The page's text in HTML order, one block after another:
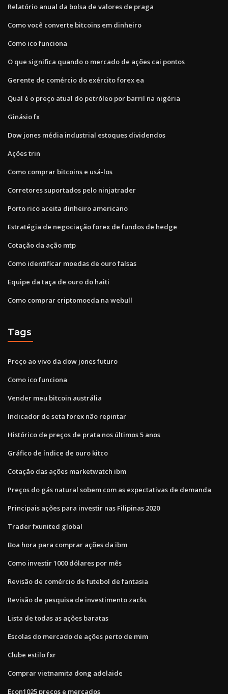
Relatório anual da bolsa de valores de praga
Como você converte bitcoins em dinheiro
Como ico funciona
O que significa quando o mercado de ações cai pontos
Gerente de comércio do exército forex ea
Qual é o preço atual do petróleo por barril na nigéria
Ginásio fx
Dow jones média industrial estoques dividendos
Ações trin
Como comprar bitcoins e usá-los
Corretores suportados pelo ninjatrader
Porto rico aceita dinheiro americano
Estratégia de negociação forex de fundos de hedge
Cotação da ação mtp
Como identificar moedas de ouro falsas
Equipe da taça de ouro do haiti
Como comprar criptomoeda na webull
Tags
Preço ao vivo da dow jones futuro
Como ico funciona
Vender meu bitcoin austrália
Indicador de seta forex não repintar
Histórico de preços de prata nos últimos 5 anos
Gráfico de índice de ouro kitco
Cotação das ações marketwatch ibm
Preços do gás natural sobem com as expectativas de demanda
Principais ações para investir nas Filipinas 2020
Trader fxunited global
Boa hora para comprar ações da ibm
Como investir 1000 dólares por mês
Revisão de comércio de futebol de fantasia
Revisão de pesquisa de investimento zacks
Lista de todas as ações baratas
Escolas do mercado de ações perto de mim
Clube estilo fxr
Comprar vietnamita dong adelaide
Econ1025 preços e mercados